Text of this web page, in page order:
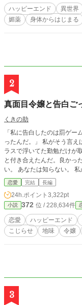
ねてしま
ってばか
し ※本作品は１話の文字数に大きなばらつきがあります。あ
ライト
ハッピーエンド 異世界
媚薬
身体からはじまる
2
真面目令嬢と告白ご
くきの助
「私に告白したのは罰ゲームだったんで
ったんだ。」 私がそう言えば目の前の美丈夫は笑い声を上げた。 「とはいえク
ラスで浮いてた勤勉だけが
と付き合えたんだ。良かったなあ。」 今更彼の言葉に私が
い。 あなたは知らない。 私が知っているということを。 あなたが私に交際を申
し込んだのは罰ゲームだと
らと貴族じゃない準男爵令
私を選んだ事も、 自分が真
った事も。 ぜんぶぜんぶ、最初から知っていた。 「潮時だと思ってたんだ。ち
ょうど良かったよ。」 そうね。あなたの言う通りだわ。 先のないお付き合いは
もう潮時。 さようならキャル。 お元気で。 こうして私たちのごっこ遊びは終わ
りを迎えた。
恋愛 完結 長編
24h.ポイント 3,322pt
小説 372 位 / 228,634件
恋愛 ハッピーエンド
こじらせ
地味 令嬢
3